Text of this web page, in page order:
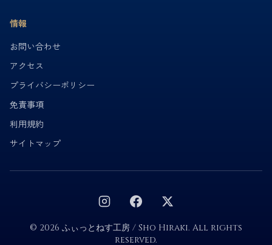
情報
お問い合わせ
アクセス
プライバシーポリシー
免責事項
利用規約
サイトマップ
© 2026 ふぃっとねす工房 / Sho Hiraki. All rights
reserved.